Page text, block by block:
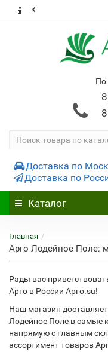
По
Доставка по
Доставка по
Каталог
Главная
Арго Лодейное Поле:
Рады вас
Арго в России Арго.su!
Наш магазин
Лодейное Поле в самые
напрямую с главным
ассортимент товаров